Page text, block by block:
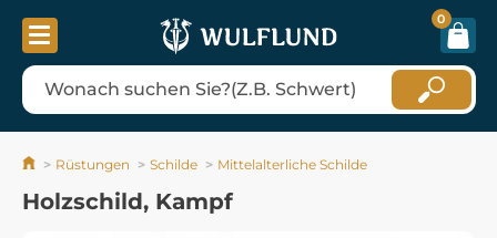
0
Rüstungen Schilde Mittelalterliche Schilde
Holzschild, Kampf